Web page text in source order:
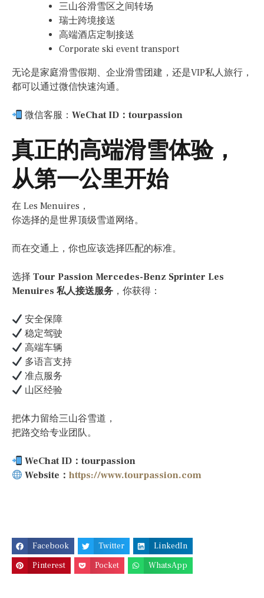
三山谷滑雪区之间转场
瑞士跨境接送
高端酒店定制接送
Corporate ski event transport
无论是家庭滑雪假期、企业滑雪团建，还是VIP私人旅行，
都可以通过微信快速沟通。
微信客服：WeChat ID：tourpassion
真正的高端滑雪体验，
从第一公里开始
在 Les Menuires，
你选择的是世界顶级雪道网络。
而在交通上，你也应该选择匹配的标准。
选择 Tour Passion Mercedes-Benz Sprinter Les
Menuires 私人接送服务 ，你获得：
安全保障
稳定驾驶
高端车辆
多语言支持
准点服务
山区经验
把体力留给三山谷雪道，
把路交给专业团队。
WeChat ID：tourpassion
Website：https://www.tourpassion.com
Facebook Twitter
LinkedIn
Pinterest
Pocket WhatsApp